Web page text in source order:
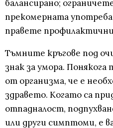
балансирано;
прекомерната употреба
правете профилактични
Тъмните кръгове под
знак за умора.
от организма, че е
здравето. Когато са
отпадналост,
или други симптоми, е